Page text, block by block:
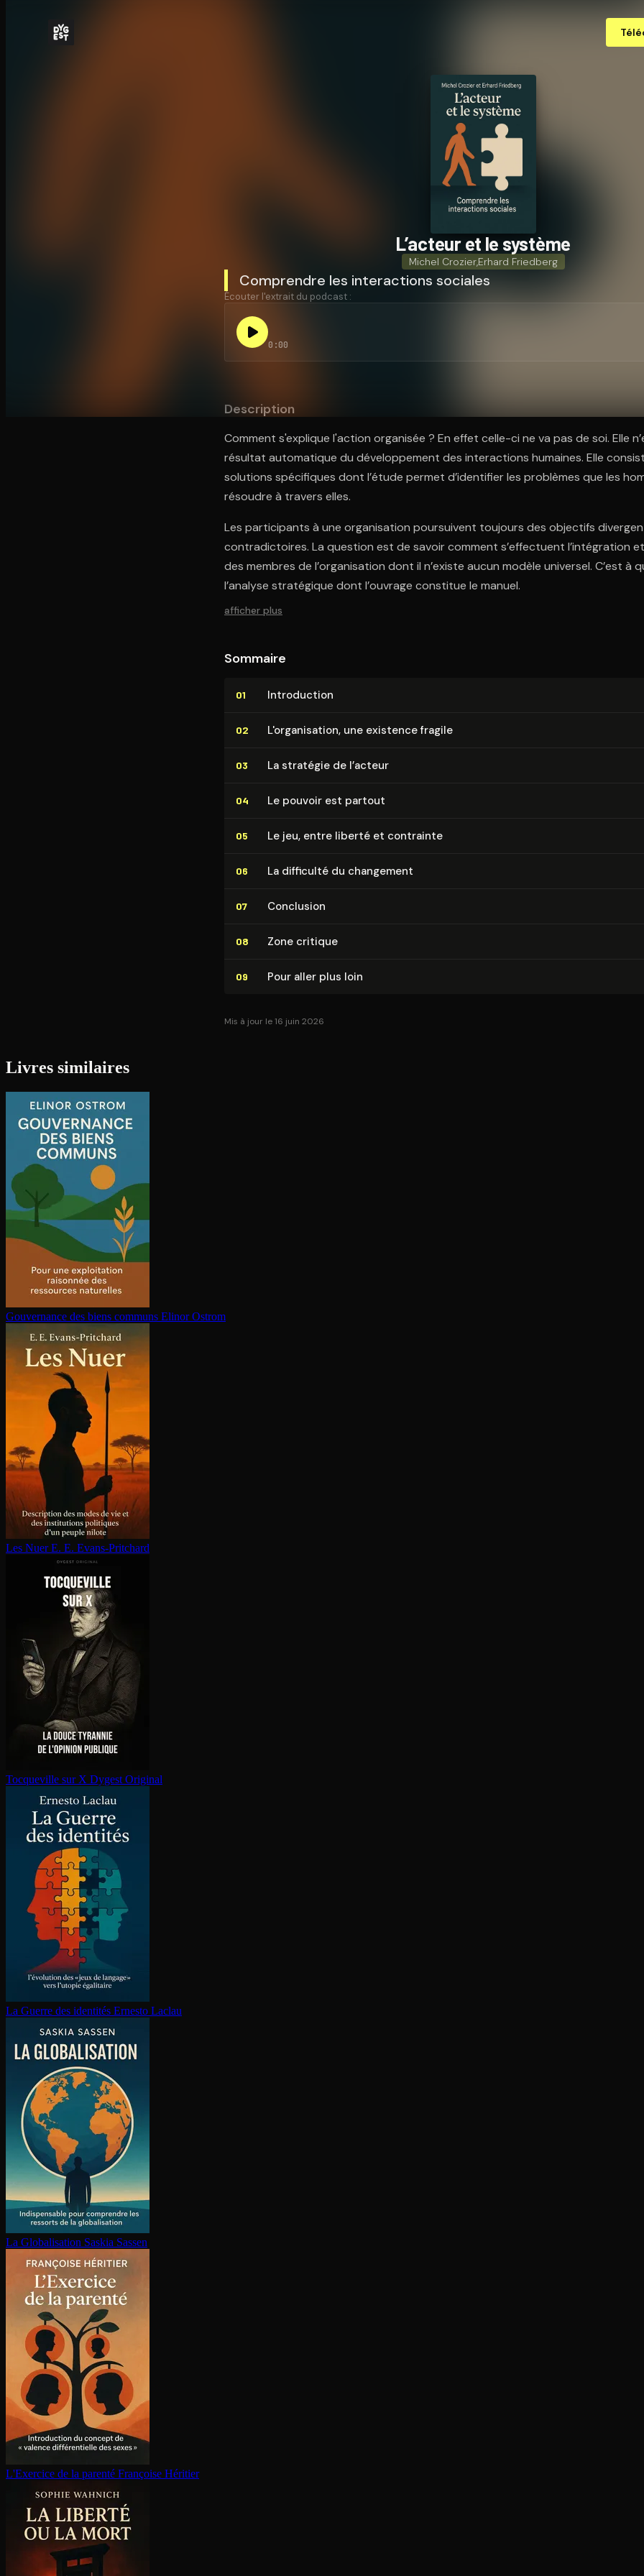
L’acteur et le système
Michel Crozier,Erhard Friedberg
Comprendre les interactions sociales
Écouter l'extrait du podcast :
0:00
Description
Comment s'explique l'action organisée ? En effet celle-ci ne va pas de soi. Elle
résultat automatique du développement des interactions humaines. Elle
solutions spécifiques dont l’étude permet d’identifier les problèmes que les
résoudre à travers elles.
Les participants à une organisation poursuivent toujours des objectifs
contradictoires. La question est de savoir comment s’effectuent l’intégration
des membres de l’organisation dont il n’existe aucun modèle universel. C’est à
l’analyse stratégique dont l’ouvrage constitue le manuel.
afficher plus
Sommaire
01 In­tro­duc­tion
02 L'or­ga­ni­sa­tion, une existence fragile
03 La stratégie de l’acteur
04 Le pouvoir est partout
05 Le jeu, entre liberté et contrainte
06 La difficulté du changement
07 Conclusion
08 Zone critique
09 Pour aller plus loin
Mis à jour le 16 juin 2026
Livres similaires
Gouvernance des biens communs Elinor Ostrom
Les Nuer E. E. Evans-Pritchard
Tocqueville sur X Dygest Original
La Guerre des identités Ernesto Laclau
La Glo­ba­li­sa­tion Saskia Sassen
L'Exercice de la parenté Françoise Héritier